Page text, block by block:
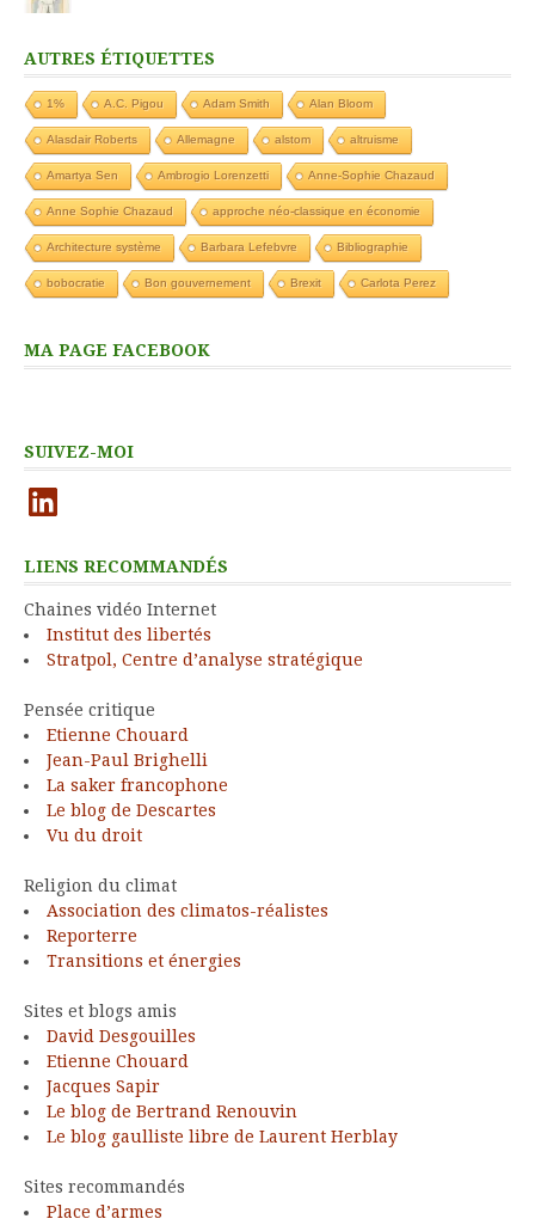
AUTRES ÉTIQUETTES
1% A.C. Pigou Adam Smith Alan Bloom
Alasdair Roberts Allemagne alstom altruisme
Amartya Sen Ambrogio Lorenzetti Anne-Sophie Chazaud
Anne Sophie Chazaud approche néo-classique en économie
Architecture système Barbara Lefebvre Bibliographie
bobocratie Bon gouvernement Brexit Carlota Perez
MA PAGE FACEBOOK
SUIVEZ-MOI
LinkedIn
LIENS RECOMMANDÉS
Chaines vidéo Internet
Institut des libertés
Stratpol, Centre d’analyse stratégique
Pensée critique
Etienne Chouard
Jean-Paul Brighelli
La saker francophone
Le blog de Descartes
Vu du droit
Religion du climat
Association des climatos-réalistes
Reporterre
Transitions et énergies
Sites et blogs amis
David Desgouilles
Etienne Chouard
Jacques Sapir
Le blog de Bertrand Renouvin
Le blog gaulliste libre de Laurent Herblay
Sites recommandés
Place d’armes